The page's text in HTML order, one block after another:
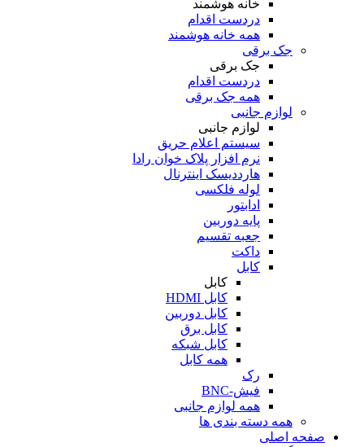
خانه هوشمند
دردست اقدام
همه خانه هوشمند
جک برقی
جک برقی
دردست اقدام
همه جک برقی
لوازم جانبی
لوازم جانبی
سیستم اعلام حریق
نرم افزار پلاک خوان رادا
هارددیسک اینترنال
لوله فلکسی
ادابتور
پایه دوربین
جعبه تقسیم
داکت
کابل
کابل
کابل HDMI
کابل دوربین
کابل برق
کابل شبکه
همه کابل
رک
فیش-BNC
همه لوازم جانبی
همه دسته بندی ها
صفحه اصلی